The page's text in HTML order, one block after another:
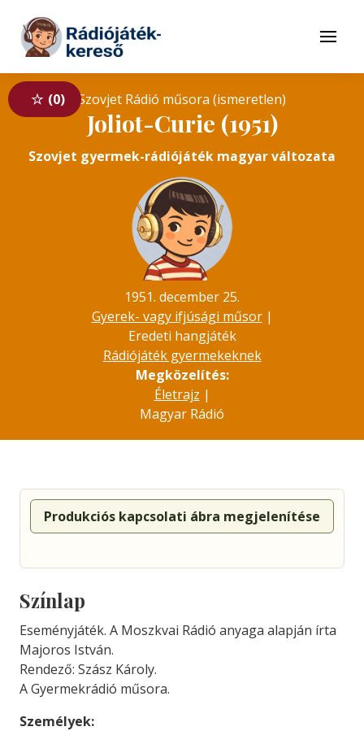
Tovább a tartalomhoz
Menü
0 Szovjet Rádió műsora (ismeretlen)
Joliot-Curie (1951)
Szovjet gyermek-rádiójáték magyar változata
1951. december 25.
Gyerek- vagy ifjúsági műsor|
Eredeti hangjáték
Rádiójáték gyermekeknek
Megközelítés:
Életrajz |
Magyar Rádió
Produkciós kapcsolati ábra megjelenítése
Színlap
Eseményjáték. A Moszkvai Rádió anyaga alapján írta
Majoros István.
Rendező: Szász Károly.
A Gyermekrádió műsora.
Személyek: